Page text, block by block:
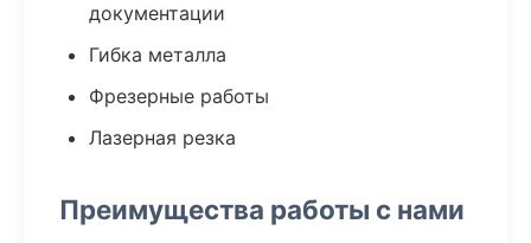
документации
Гибка металла
Фрезерные работы
Лазерная резка
Преимущества работы с нами